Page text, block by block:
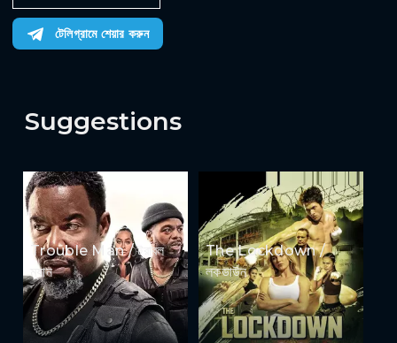
টেলিগ্রামে শেয়ার করুন
Suggestions
Trouble Man / ট্রাবল
ম্যান
The Lockdown /
লকডাউন